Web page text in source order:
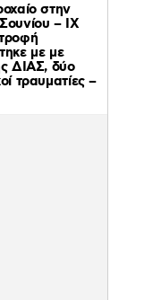
στην
– ΙΧ
με με
ΔΙΑΣ, δύο
τραυματίες –